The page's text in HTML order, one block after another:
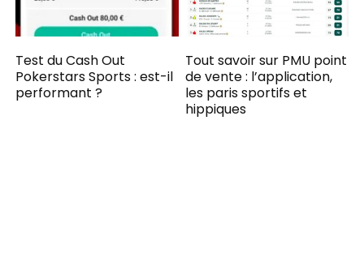
Test du Cash Out
Pokerstars Sports : est-il
performant ?
Tout savoir sur PMU point
de vente : l’application,
les paris sportifs et
hippiques